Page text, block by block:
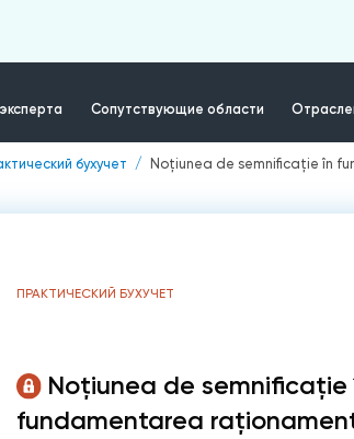
Сопутствующие области
бухучет Noțiunea de semnificație în
ПРАКТИЧЕСКИЙ БУХУЧЕТ
Noțiunea de semnificație
fundamentarea